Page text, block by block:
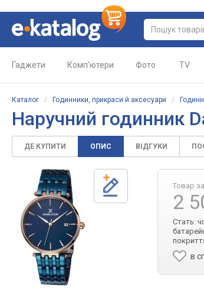
Гаджети Комп'ютери Фото TV
Каталог / Годинники, прикраси й аксесуари /
Наручний годинник
ДЕ КУПИТИ ОПИС ВІДГУКИ
Товар
2
Стать:
в